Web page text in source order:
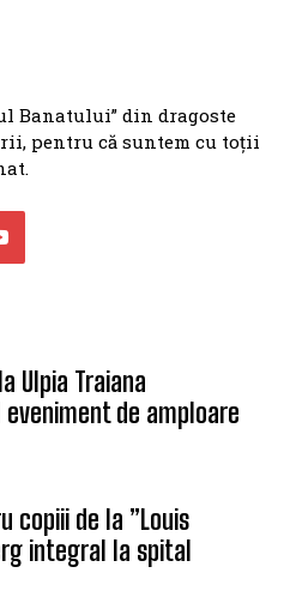
Banatului” din dragoste
pentru că suntem cu toții
Ulpia Traiana
de amploare
copiii de la ”Louis
integral la spital